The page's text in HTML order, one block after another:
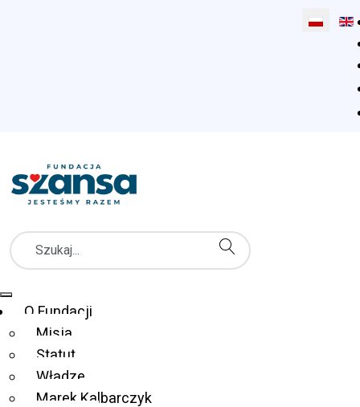
Wybierz
Szukaj
Menu Główne
O Fundacji
Misja
Statut
Władze
Marek KalbarczykAktualności